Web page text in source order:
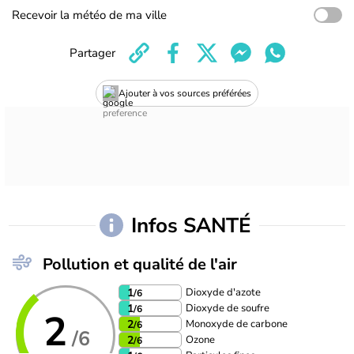
Recevoir la météo de ma ville
Ajouter à vos sources préférées
Partager
Infos SANTÉ
Pollution et qualité de l'air
2 /6
1/6 Dioxyde d'azote
1/6 Dioxyde de soufre
2/6 Monoxyde de carbone
2/6 Ozone